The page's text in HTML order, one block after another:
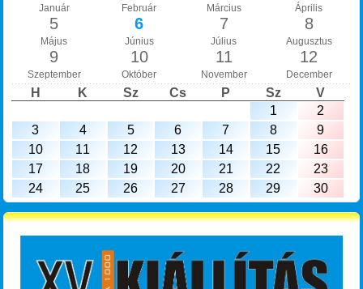
Január Február Március Április
5
Május
6
Június
7
Július
8
Augusztus
9
Szeptember
10
Október
11
November
12
December
H K Sz Cs P Sz
V
1
2
3
4 5 6 7 8
9
10
11 12 13 14 15
16
17
18 19 20 21 22
23
24
25 26 27 28 29 30